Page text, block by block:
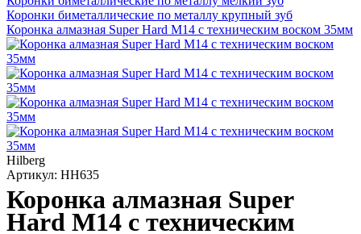
Коронки биметаллические по металлу крупный зуб
Коронка алмазная Super Hard М14 с техническим воском 35мм
Hilberg
Артикул: HH635
Коронка алмазная Super
Hard М14 с техническим